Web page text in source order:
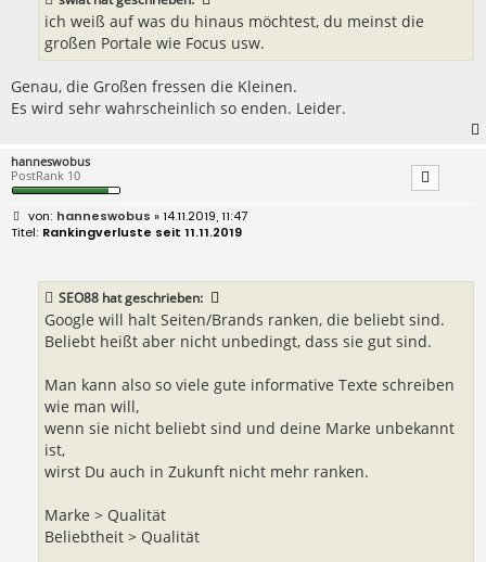
ich weiß auf was du hinaus möchtest, du meinst die
großen Portale wie Focus usw.
Genau, die Großen fressen die Kleinen.
Es wird sehr wahrscheinlich so enden. Leider.
hanneswobus
PostRank 10
B
e
hanneswobus » 14.11.2019, 11:47
Rankingverluste seit 11.11.2019
SEO88 hat geschrieben:
Google will halt Seiten/Brands ranken, die beliebt sind.
Beliebt heißt aber nicht unbedingt, dass sie gut sind.
Man kann also so viele gute informative Texte schreiben
wie man will,
wenn sie nicht beliebt sind und deine Marke unbekannt
ist,
wirst Du auch in Zukunft nicht mehr ranken.
Marke > Qualität
Beliebtheit > Qualität